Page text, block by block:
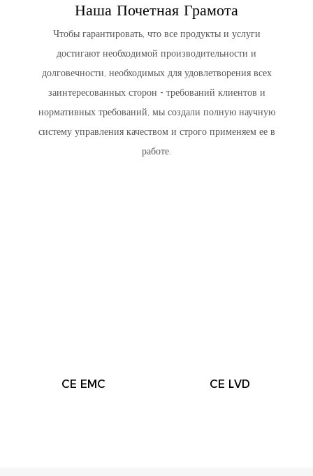
Наша Почетная Грамота
Чтобы гарантировать, что все продукты и услуги
достигают необходимой производительности и
долговечности, необходимых для удовлетворения всех
заинтересованных сторон - требований клиентов и
нормативных требований, мы создали полную научную
систему управления качеством и строго применяем ее в
работе.
CE EMC CE LVD